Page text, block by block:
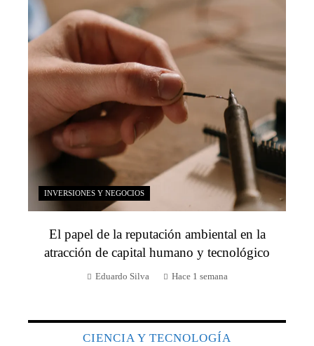
INVERSIONES Y NEGOCIOS
El papel de la reputación ambiental en la
atracción de capital humano y tecnológico
Eduardo Silva Hace 1 semana
CIENCIA Y TECNOLOGÍA